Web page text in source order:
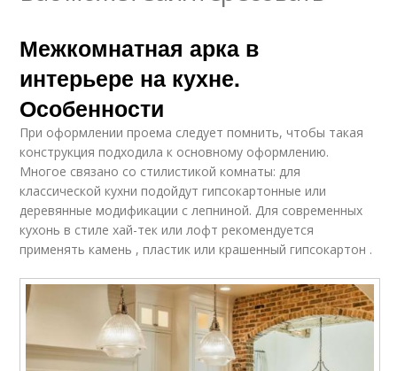
Межкомнатная арка в
интерьере на кухне.
Особенности
При оформлении проема следует помнить, чтобы такая
конструкция подходила к основному оформлению.
Многое связано со стилистикой комнаты: для
классической кухни подойдут гипсокартонные или
деревянные модификации с лепниной. Для современных
кухонь в стиле хай-тек или лофт рекомендуется
применять камень , пластик или крашенный гипсокартон .